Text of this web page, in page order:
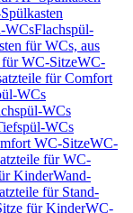
WCsFlachspül-
für WCs, aus
für WC-SitzeWC-
für Comfort
WCs
WCs
WCs
WC-SitzeWC-
für WC-
KinderWand-
für Stand-
für KinderWC-